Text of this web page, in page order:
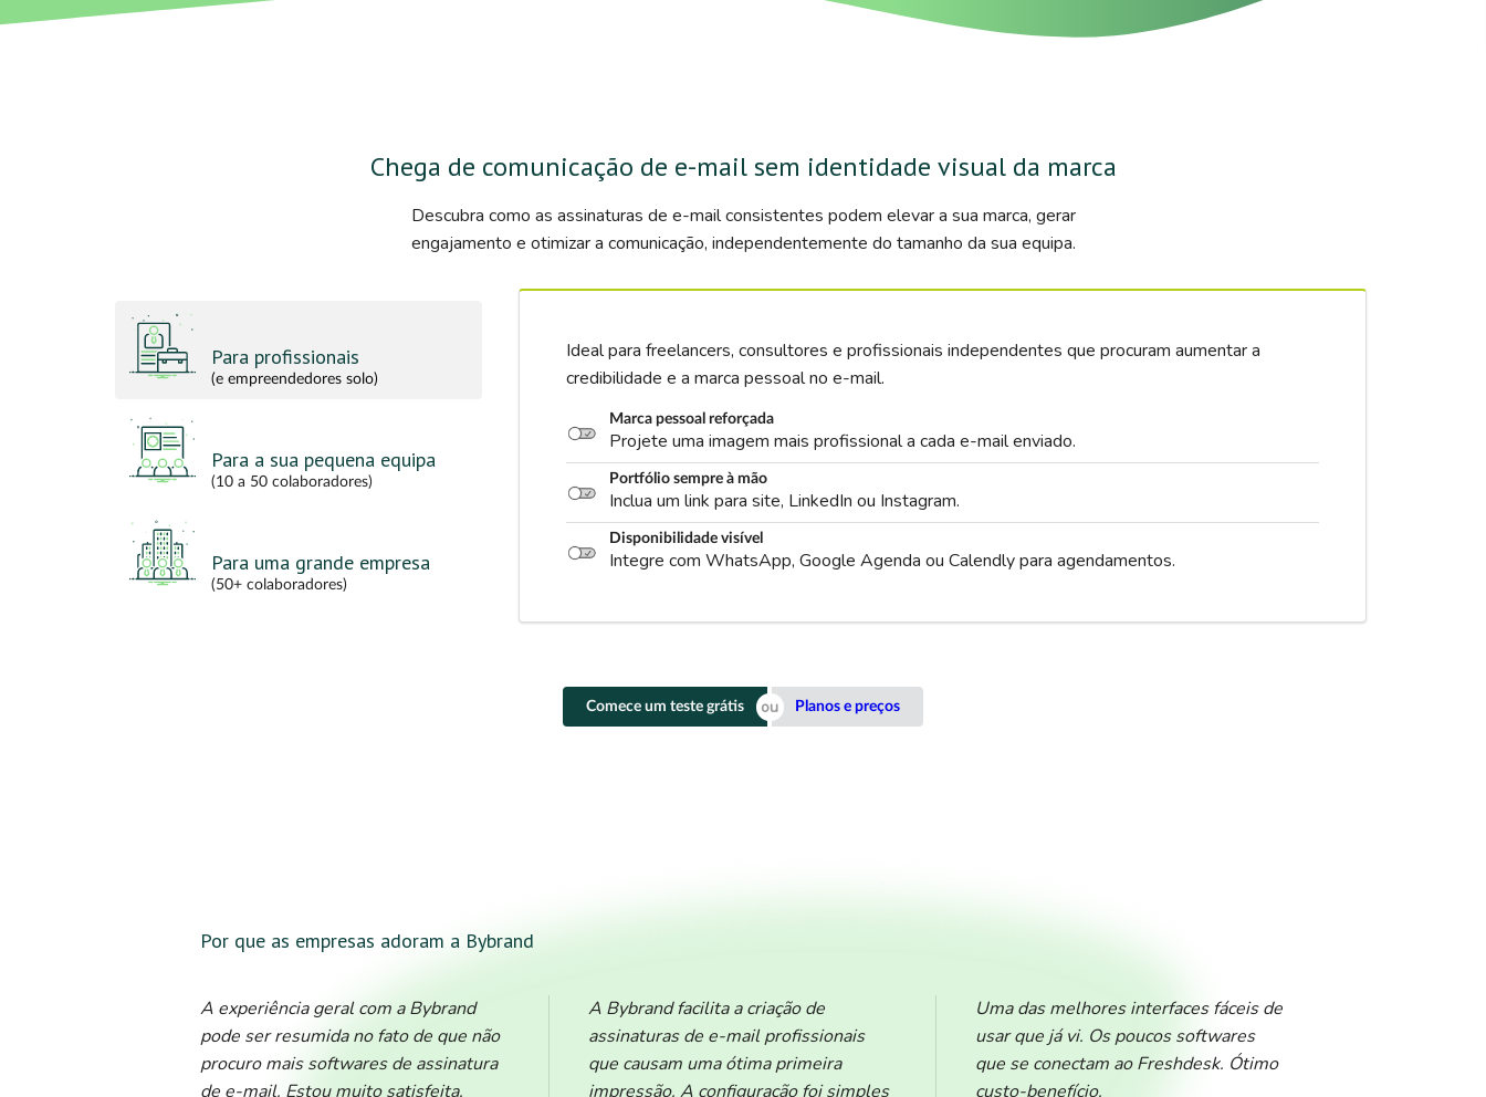
Chega de comunicação de e-mail sem identidade visual da marca
Descubra como as assinaturas de e-mail consistentes podem elevar a sua marca, gerar
engajamento e otimizar a comunicação, independentemente do tamanho da sua equipa.
Para profissionais
(e empreendedores solo)
Para a sua pequena equipa
(10 a 50 colaboradores)
Para uma grande empresa
(50+ colaboradores)
Ideal para freelancers, consultores e profissionais independentes que procuram aumentar a
credibilidade e a marca pessoal no e-mail.
Marca pessoal reforçada
Projete uma imagem mais profissional a cada e-mail enviado.
Portfólio sempre à mão
Inclua um link para site, LinkedIn ou Instagram.
Disponibilidade visível
Integre com WhatsApp, Google Agenda ou Calendly para agendamentos.
Comece um teste grátis Planos e preços
Por que as empresas adoram a Bybrand
A experiência geral com a Bybrand
pode ser resumida no fato de que não
procuro mais softwares de assinatura
de e-mail. Estou muito satisfeita.
A Bybrand facilita a criação de
assinaturas de e-mail profissionais
que causam uma ótima primeira
impressão. A configuração foi simples
Uma das melhores interfaces fáceis de
usar que já vi. Os poucos softwares
que se conectam ao Freshdesk. Ótimo
custo-benefício.